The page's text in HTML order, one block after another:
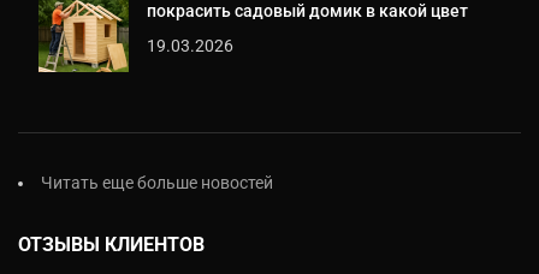
покрасить садовый домик в какой цвет
19.03.2026
Читать еще больше новостей
ОТЗЫВЫ КЛИЕНТОВ